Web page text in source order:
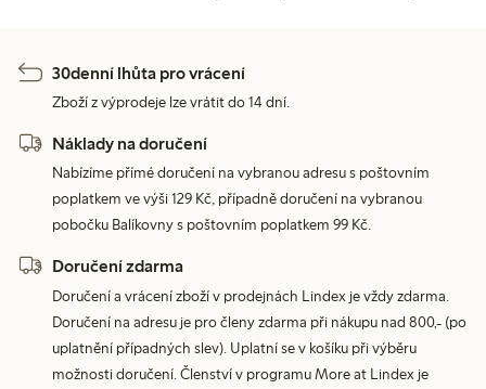
30denní lhůta pro vrácení
Zboží z výprodeje lze vrátit do 14 dní.
Náklady na doručení
Nabízíme přímé doručení na vybranou adresu s poštovním
poplatkem ve výši 129 Kč, případně doručení na vybranou
pobočku Balíkovny s poštovním poplatkem 99 Kč.
Doručení zdarma
Doručení a vrácení zboží v prodejnách Lindex je vždy zdarma.
Doručení na adresu je pro členy zdarma při nákupu nad 800,- (po
uplatnění případných slev). Uplatní se v košíku při výběru
možnosti doručení. Členství v programu More at Lindex je